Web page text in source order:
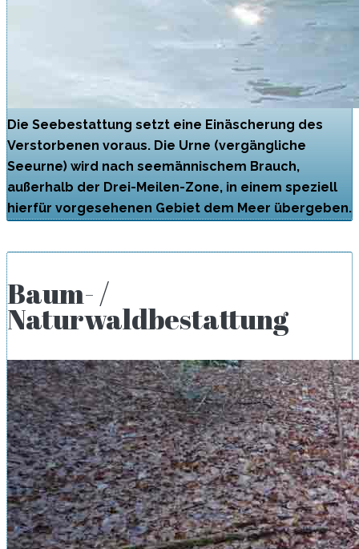
Die Seebestattung setzt eine Einäscherung des
Verstorbenen voraus. Die Urne (vergängliche
Seeurne) wird nach seemännischem Brauch,
außerhalb der Drei-Meilen-Zone, in einem speziell
hierfür vorgesehenen Gebiet dem Meer übergeben.
Baum- /
Naturwaldbestattung